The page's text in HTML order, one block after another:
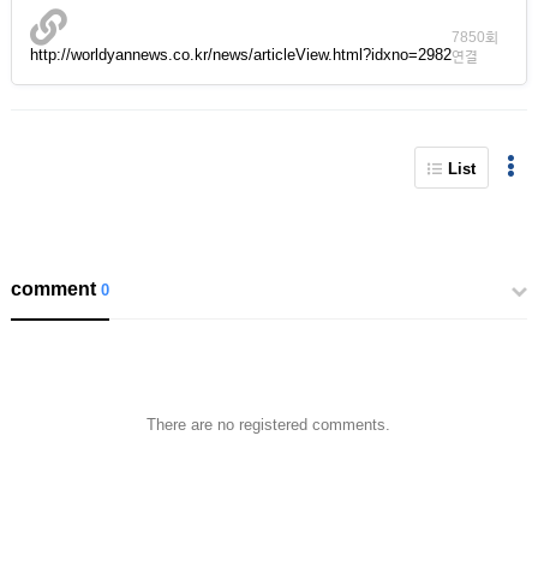
http://worldyannews.co.kr/news/articleView.html?idxno=2982
7850회
연결
List
comment0
There are no registered comments.